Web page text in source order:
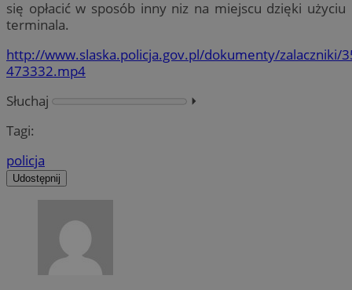
się opłacić w sposób inny niz na miejscu dzięki użyciu
terminala.
http://www.slaska.policja.gov.pl/dokumenty/zalaczniki/
473332.mp4
Słuchaj
⏵︎
Tagi:
policja
Udostępnij